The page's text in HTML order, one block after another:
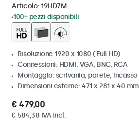
Articolo: 19HD7M
100+ pezzi disponibili
Risoluzione 1920 x 1080 (Full HD)
Connessioni: HDMI, VGA, BNC, RCA
Montaggio: scrivania, parete, incasso
Dimensioni esterne: 471 x 281 x 40 mm
€ 479,00
€ 584,38 IVA incl.